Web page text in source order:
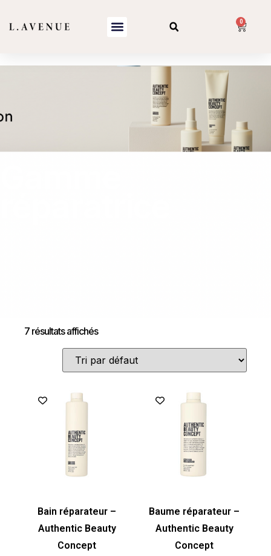
0
7 résultats affichés
Bain réparateur –
Authentic Beauty
Concept
Baume réparateur –
Authentic Beauty
Concept